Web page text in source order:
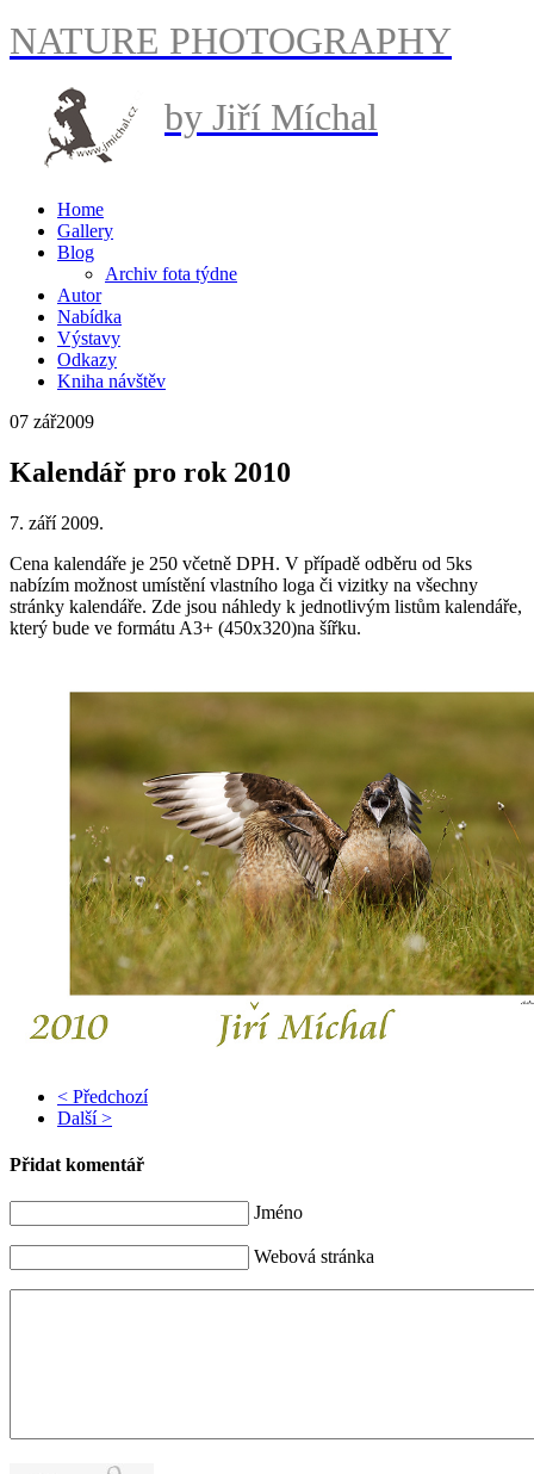
NATURE PHOTOGRAPHY
by Jiří Míchal
Home
Gallery
Blog
Archiv fota týdne
Autor
Nabídka
Výstavy
Odkazy
Kniha návštěv
07 zář2009
Kalendář pro rok 2010
7. září 2009.
Cena kalendáře je 250 včetně DPH. V případě odběru od 5ks
nabízím možnost umístění vlastního loga či vizitky na všechny
stránky kalendáře. Zde jsou náhledy k jednotlivým listům kalendáře,
který bude ve formátu A3+ (450x320)na šířku.
< Předchozí
Další >
Přidat komentář
Jméno
Webová stránka